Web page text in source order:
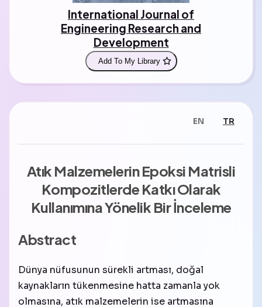
International Journal of
Engineering Research and
Development
Add To My Library
EN TR
Atık Malzemelerin Epoksi Matrisli
Kompozitlerde Katkı Olarak
Kullanımına Yönelik Bir İnceleme
Abstract
Dünya nüfusunun sürekli artması, doğal
kaynakların tükenmesine hatta zamanla yok
olmasına, atık malzemelerin ise artmasına